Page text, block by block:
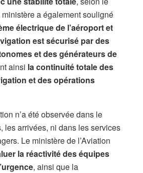
a également souligné
électrique de l’aéroport et
est sécurisé par des
et des générateurs de
ainsi la continuité totale des
et des opérations
n’a été observée dans le
les arrivées, ni dans les services
Le ministère de l’Aviation
la réactivité des équipes
, ainsi que la